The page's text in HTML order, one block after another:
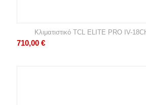
Κλιματιστικό TCL ELITE PRO IV-
710,00 €